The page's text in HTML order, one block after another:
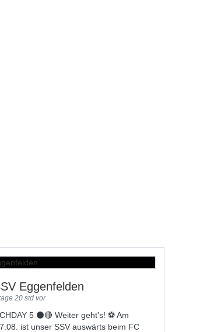
Eggenfelden
20 std vor
5 ⚫️🔴 Weiter geht's! ⚽ Am
ist unser SSV auswärts beim FC